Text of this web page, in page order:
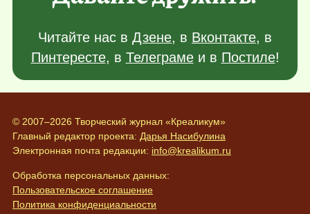
Читайте нас в Дзене, в Вконтакте, в
Пинтересте, в Телеграмеи в Постиле!
© 2007–2026 Творческий журнал «Креаликум»
Главный редактор проекта: Дарья Насибулина
Электронная почта редакции: info@krealikum.ru
Обработка персональных данных:
Пользовательское соглашение
Политика конфиденциальности